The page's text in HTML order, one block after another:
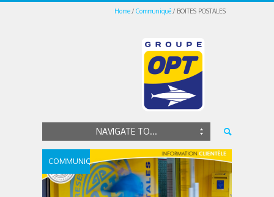
Home Communiqué BOITES POSTALES
NAVIGATE TO...
COMMUNIQUÉ